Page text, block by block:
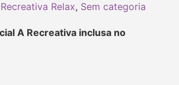
Relax, Sem categoria
A Recreativa inclusa no